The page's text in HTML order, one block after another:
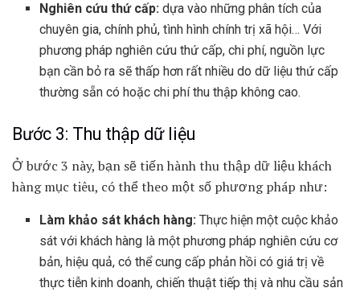
Nghiên cứu thứ cấp: dựa vào những phân tích của
chuyên gia, chính phủ, tình hình chính trị xã hội… Với
phương pháp nghiên cứu thứ cấp, chi phí, nguồn lực
bạn cần bỏ ra sẽ thấp hơn rất nhiều do dữ liệu thứ cấp
thường sẵn có hoặc chi phí thu thập không cao.
Bước 3: Thu thập dữ liệu
Ở bước 3 này, bạn sẽ tiến hành thu thập dữ liệu khách
hàng mục tiêu, có thể theo một số phương pháp như:
Làm khảo sát khách hàng: Thực hiện một cuộc khảo
sát với khách hàng là một phương pháp nghiên cứu cơ
bản, hiệu quả, có thể cung cấp phản hồi có giá trị về
thực tiễn kinh doanh, chiến thuật tiếp thị và nhu cầu sản